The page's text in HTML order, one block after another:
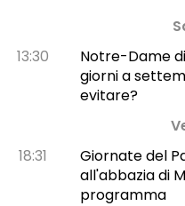
13:30
Notre-Dame
giorni a
evitare?
18:31
Giornate del
all'abbazia di
programma